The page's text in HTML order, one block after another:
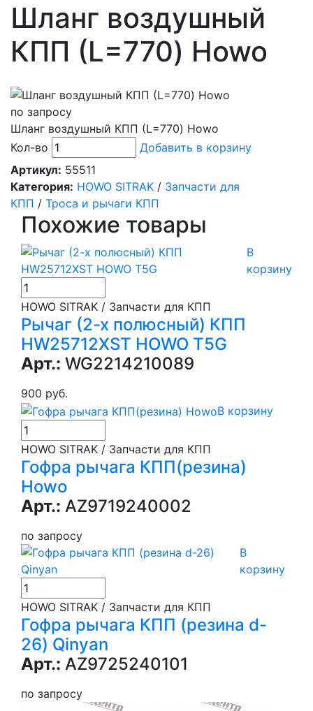
Шланг воздушный
КПП (L=770) Howo
по запросу
Шланг воздушный КПП (L=770) Howo
Кол-во
Добавить в корзину
Артикул: 55511
Категория: HOWO SITRAK / Запчасти для
КПП / Троса и рычаги КПП
Похожие товары
В
корзину
HOWO SITRAK / Запчасти для КПП
Рычаг (2-х полюсный) КПП
HW25712XST HOWO T5G
Арт.: WG2214210089
900 руб.
В корзину
HOWO SITRAK / Запчасти для КПП
Гофра рычага КПП(резина)
Howo
Арт.: AZ9719240002
по запросу
В
корзину
HOWO SITRAK / Запчасти для КПП
Гофра рычага КПП (резина d-
26) Qinyan
Арт.: AZ9725240101
по запросу